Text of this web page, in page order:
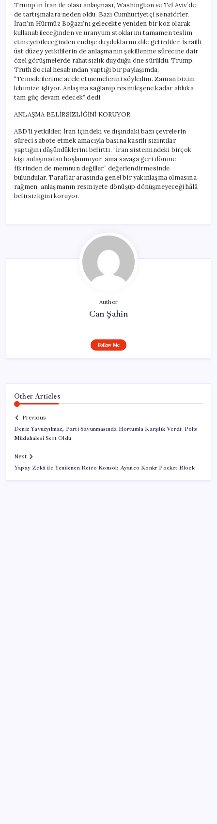
Trump’ın İran ile olası anlaşması, Washington ve Tel Aviv’de
de tartışmalara neden oldu. Bazı Cumhuriyetçi senatörler,
İran’ın Hürmüz Boğazı’nı gelecekte yeniden bir koz olarak
kullanabileceğinden ve uranyum stoklarını tamamen teslim
etmeyebileceğinden endişe duyduklarını dile getirdiler. İsrailli
üst düzey yetkililerin de anlaşmanın şekillenme sürecine dair
özel görüşmelerde rahatsızlık duyduğu öne sürüldü. Trump,
Truth Social hesabından yaptığı bir paylaşımda,
“Temsilcilerime acele etmemelerini söyledim. Zaman bizim
lehimize işliyor. Anlaşma sağlanıp resmileşene kadar abluka
tam güç devam edecek” dedi.
ANLAŞMA BELİRSİZLİĞİNİ KORUYOR
ABD’li yetkililer, İran içindeki ve dışındaki bazı çevrelerin
süreci sabote etmek amacıyla basına kasıtlı sızıntılar
yaptığını düşündüklerini belirtti. “İran sistemindeki birçok
kişi anlaşmadan hoşlanmıyor, ama savaşa geri dönme
fikrinden de memnun değiller” değerlendirmesinde
bulundular. Taraflar arasında genel bir yakınlaşma olmasına
rağmen, anlaşmanın resmiyete dönüşüp dönüşmeyeceği hâlâ
belirsizliğini koruyor.
Author
Can Şahin
Follow Me
Other Articles
Previous
Deniz Yavuzyılmaz, Parti Savunmasında Hortumla Karşılık Verdi: Polis
Müdahalesi Sert Oldu
Next
Yapay Zekâ ile Yenilenen Retro Konsol: Ayaneo Konkr Pocket Block